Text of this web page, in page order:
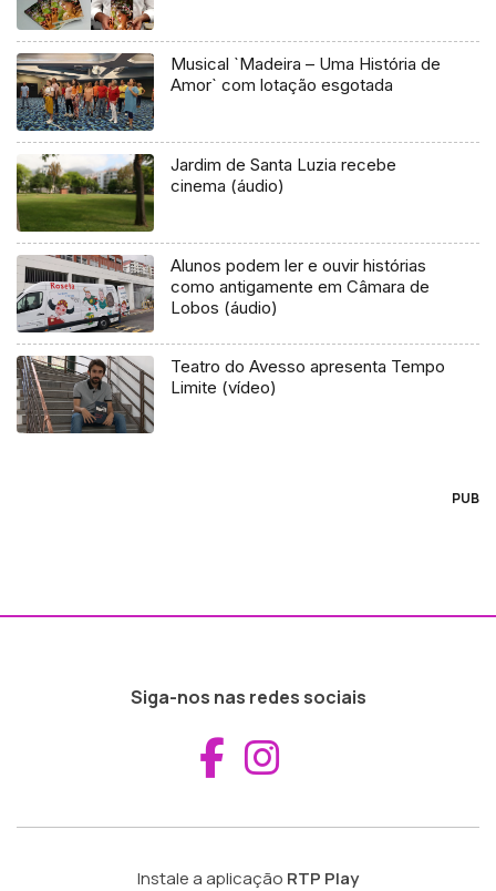
Musical `Madeira – Uma História de
Amor` com lotação esgotada
Jardim de Santa Luzia recebe
cinema (áudio)
Alunos podem ler e ouvir histórias
como antigamente em Câmara de
Lobos (áudio)
Teatro do Avesso apresenta Tempo
Limite (vídeo)
PUB
Siga-nos nas redes sociais
Aceder ao
Instale a aplicação RTP Play